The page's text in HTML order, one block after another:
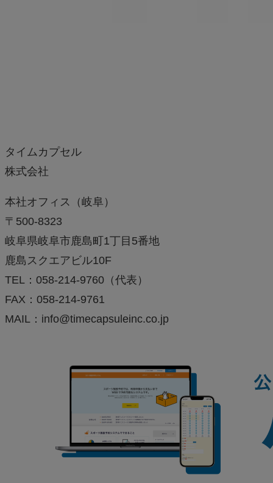
タイムカプセル
株式会社
本社オフィス（岐阜）
〒500-8323
岐阜県岐阜市鹿島町1丁目5番地
鹿島スクエアビル10F
TEL：058-214-9760（代表）
FAX：058-214-9761
MAIL：info@timecapsuleinc.co.jp